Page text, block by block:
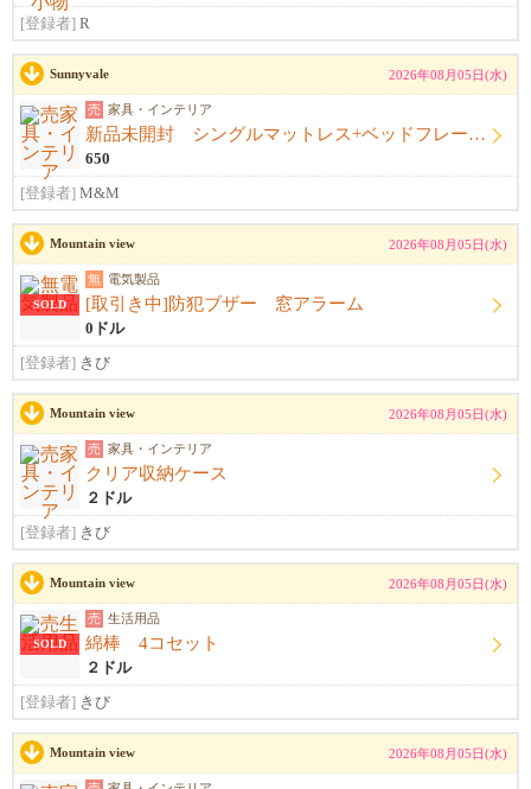
[登録者] R
Sunnyvale 2026年08月05日(水)
売 家具・インテリア
新品未開封 シングルマットレス+ベッドフレーム+シーツ
650
[登録者] M&M
Mountain view 2026年08月05日(水)
SOLD
無 電気製品
[取引き中]防犯ブザー 窓アラーム
0ドル
[登録者] きび
Mountain view 2026年08月05日(水)
売 家具・インテリア
クリア収納ケース
２ドル
[登録者] きび
Mountain view 2026年08月05日(水)
SOLD
売 生活用品
綿棒 4コセット
２ドル
[登録者] きび
Mountain view 2026年08月05日(水)